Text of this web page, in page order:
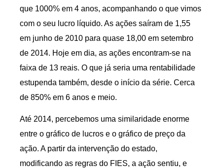
que 1000% em 4 anos, acompanhando o que vimos
com o seu lucro líquido. As ações saíram de 1,55
em junho de 2010 para quase 18,00 em setembro
de 2014. Hoje em dia, as ações encontram-se na
faixa de 13 reais. O que já seria uma rentabilidade
estupenda também, desde o início da série. Cerca
de 850% em 6 anos e meio.
Até 2014, percebemos uma similaridade enorme
entre o gráfico de lucros e o gráfico de preço da
ação. A partir da intervenção do estado,
modificando as regras do FIES, a ação sentiu, e